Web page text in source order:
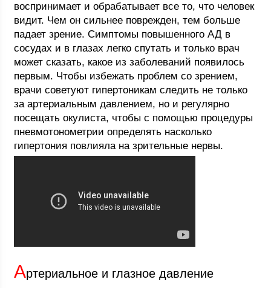
воспринимает и обрабатывает все то, что человек
видит. Чем он сильнее поврежден, тем больше
падает зрение. Симптомы повышенного АД в
сосудах и в глазах легко спутать и только врач
может сказать, какое из заболеваний появилось
первым. Чтобы избежать проблем со зрением,
врачи советуют гипертоникам следить не только
за артериальным давлением, но и регулярно
посещать окулиста, чтобы с помощью процедуры
пневмотонометрии определять насколько
гипертония повлияла на зрительные нервы.
Артериальное и глазное давление